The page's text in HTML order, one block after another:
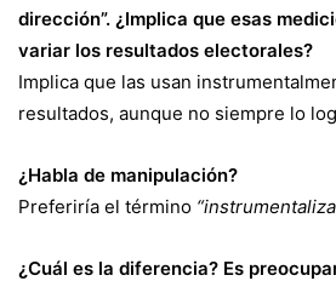
dirección”. ¿Implica que esas
variar los resultados electorales?
Implica que las usan
resultados, aunque no siempre lo
¿Habla de manipulación?
Preferiría el término
¿Cuál es la diferencia? Es